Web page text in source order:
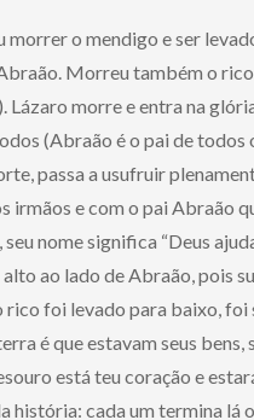
morrer o mendigo e ser
Morreu também o
Lázaro morre e entra na
(Abraão é o pai de todos
passa a usufruir
irmãos e com o pai Abraão
nome significa “Deus
ao lado de Abraão, pois
rico foi levado para baixo, foi
é que estavam seus bens,
está teu coração e
história: cada um termina lá